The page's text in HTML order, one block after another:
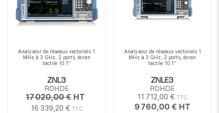
Analyseur de réseaux vectoriels 1
MHz à 3 GHz, 2 ports, écran
tactile 10.1''
ZNL3
ROHDE
16 339,20 €
17 020,00 €
Analyseur de réseaux vectoriels 1
MHz à 3 GHz, 2 ports, écran
tactile 10.1''
ZNLE3
ROHDE
11 712,00 €
9 760,00 €